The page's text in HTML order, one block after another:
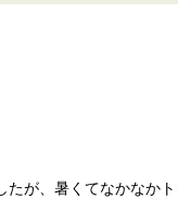
が、暑くてなかなか